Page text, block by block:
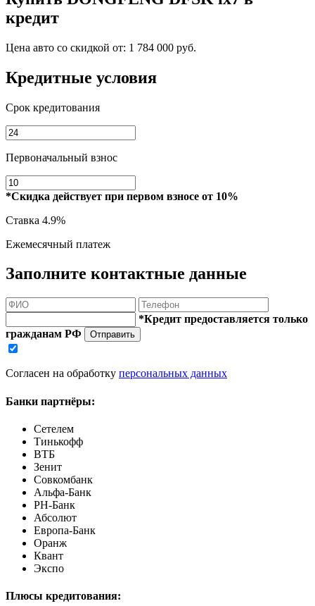
кредит
Цена авто со скидкой от: 1 784 000 руб.
Кредитные условия
Срок кредитования
Первоначальный взнос
*Скидка действует при первом взносе от 10%
Ставка 4.9%
Ежемесячный платеж
Заполните контактные данные
*Кредит предоставляется только
гражданам РФ
Отправить
Согласен на обработку персональных данных
Банки партнёры:
Сетелем
Тинькофф
ВТБ
Зенит
Совкомбанк
Альфа-Банк
РН-Банк
Абсолют
Европа-Банк
Оранж
Квант
Экспо
Плюсы кредитования: